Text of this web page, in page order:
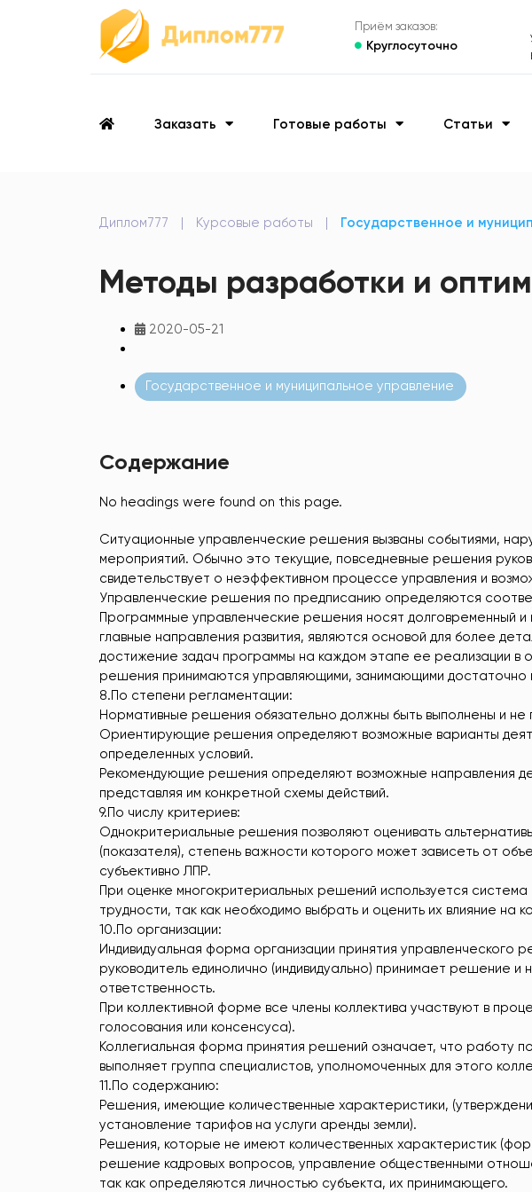
Приём заказов:
Круглосуточно
Заказать Готовые работы Статьи
Диплом777 | Курсовые работы | Государственное и
Методы разработки и
2020-05-21
Государственное и муниципальное управление
Содержание
No headings were found on this page.
Ситуационные управленческие решения вызваны событиями,
мероприятий. Обычно это текущие, повседневные решения
свидетельствует о неэффективном процессе управления и
Управленческие решения по предписанию определяются
Программные управленческие решения носят долговременный
главные направления развития, являются основой для более
достижение задач программы на каждом этапе ее реализации в
решения принимаются управляющими, занимающими достаточно
8.По степени регламентации:
Нормативные решения обязательно должны быть выполнены и не
Ориентирующие решения определяют возможные варианты
определенных условий.
Рекомендующие решения определяют возможные направления
представляя им конкретной схемы действий.
9.По числу критериев:
Однокритериальные решения позволяют оценивать
(показателя), степень важности которого может зависеть от
субъективно ЛПР.
При оценке многокритериальных решений используется
трудности, так как необходимо выбрать и оценить их влияние на
10.По организации:
Индивидуальная форма организации принятия управленческого
руководитель единолично (индивидуально) принимает решение и
ответственность.
При коллективной форме все члены коллектива участвуют в
голосования или консенсуса).
Коллегиальная форма принятия решений означает, что работу
выполняет группа специалистов, уполномоченных для этого
11.По содержанию:
Решения, имеющие количественные характеристики,
установление тарифов на услуги аренды земли).
Решения, которые не имеют количественных характеристик
решение кадровых вопросов, управление общественными
так как определяются личностью субъекта, их принимающего.